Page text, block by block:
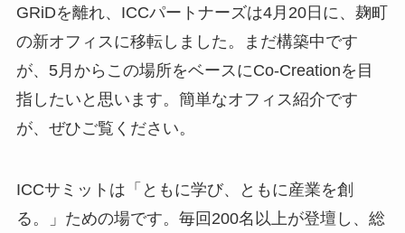
GRiDを離れ、ICCパートナーズは4月20日に、麹町
の新オフィスに移転しました。まだ構築中です
が、5月からこの場所をベースにCo-Creationを目
指したいと思います。簡単なオフィス紹介です
が、ぜひご覧ください。
ICCサミットは「ともに学び、ともに産業を創
る。」ための場です。毎回200名以上が登壇し、総